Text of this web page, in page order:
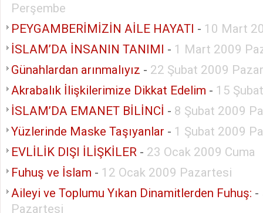
Perşembe
PEYGAMBERİMİZİN AİLE HAYATI - 10 Mart
İSLAM’DA İNSANIN TANIMI - 1 Mart 2009
Günahlardan arınmalıyız - 22 Şubat 2009 Pazar
Akrabalık İlişkilerimize Dikkat Edelim - 15
İSLAM’DA EMANET BİLİNCİ - 8 Şubat 2009
Yüzlerinde Maske Taşıyanlar - 1 Şubat 2009
EVLİLİK DIŞI İLİŞKİLER - 23 Ocak 2009 Cuma
Fuhuş ve İslam - 12 Ocak 2009 Pazartesi
Aileyi ve Toplumu Yıkan Dinamitlerden Fuhuş: -
Pazartesi